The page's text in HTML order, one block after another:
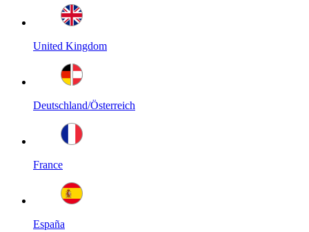
United Kingdom
Deutschland/Österreich
France
España